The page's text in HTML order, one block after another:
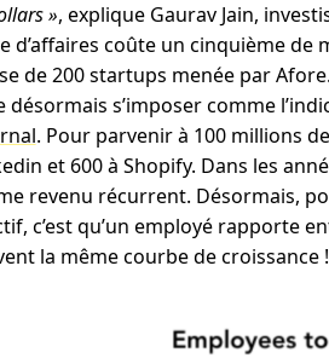
», explique Gaurav Jain,
d’affaires coûte un cinquième
de 200 startups menée par
désormais s’imposer comme
. Pour parvenir à 100 millions
et 600 à Shopify. Dans les
revenu récurrent. Désormais,
c’est qu’un employé rapporte
la même courbe de croissance !